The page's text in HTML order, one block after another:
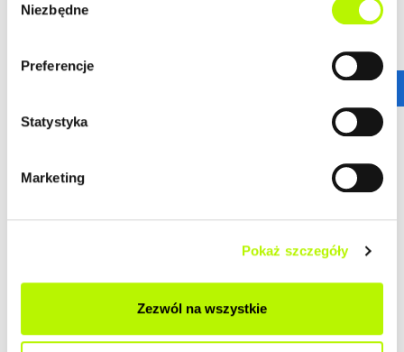
zgody
Niezbędne
Preferencje
Statystyka
Marketing
Pokaż szczegóły
Zezwól na wszystkie
DOSTĘPNE UKŁADY MIESZKAŃ
POZOSTAŁE LOKALIZACJE